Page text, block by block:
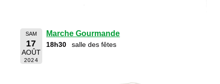
SAM
17
AOÛT
2024
Marche Gourmande
18h30 salle des fêtes